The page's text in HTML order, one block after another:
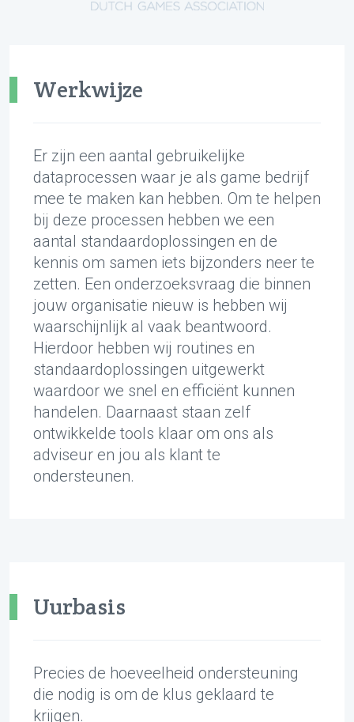
Werkwijze
Er zijn een aantal gebruikelijke
dataprocessen waar je als game bedrijf
mee te maken kan hebben. Om te helpen
bij deze processen hebben we een
aantal standaardoplossingen en de
kennis om samen iets bijzonders neer te
zetten. Een onderzoeksvraag die binnen
jouw organisatie nieuw is hebben wij
waarschijnlijk al vaak beantwoord.
Hierdoor hebben wij routines en
standaardoplossingen uitgewerkt
waardoor we snel en efficiënt kunnen
handelen. Daarnaast staan zelf
ontwikkelde tools klaar om ons als
adviseur en jou als klant te
ondersteunen.
Uurbasis
Precies de hoeveelheid ondersteuning
die nodig is om de klus geklaard te
krijgen.